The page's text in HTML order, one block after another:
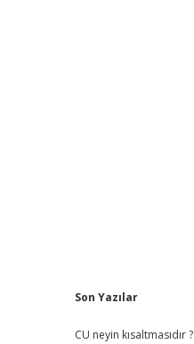
Sidebar
Son Yazılar
CU neyin kısaltmasıdır ?